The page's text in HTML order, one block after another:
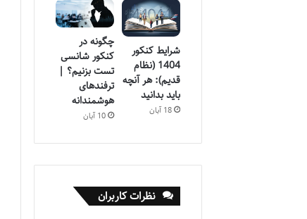
شرایط کنکور
1404 (نظام
قدیم): هر آنچه
باید بدانید
18 آبان
چگونه در
کنکور شانسی
تست بزنیم؟ |
ترفندهای
هوشمندانه
10 آبان
نظرات کاربران